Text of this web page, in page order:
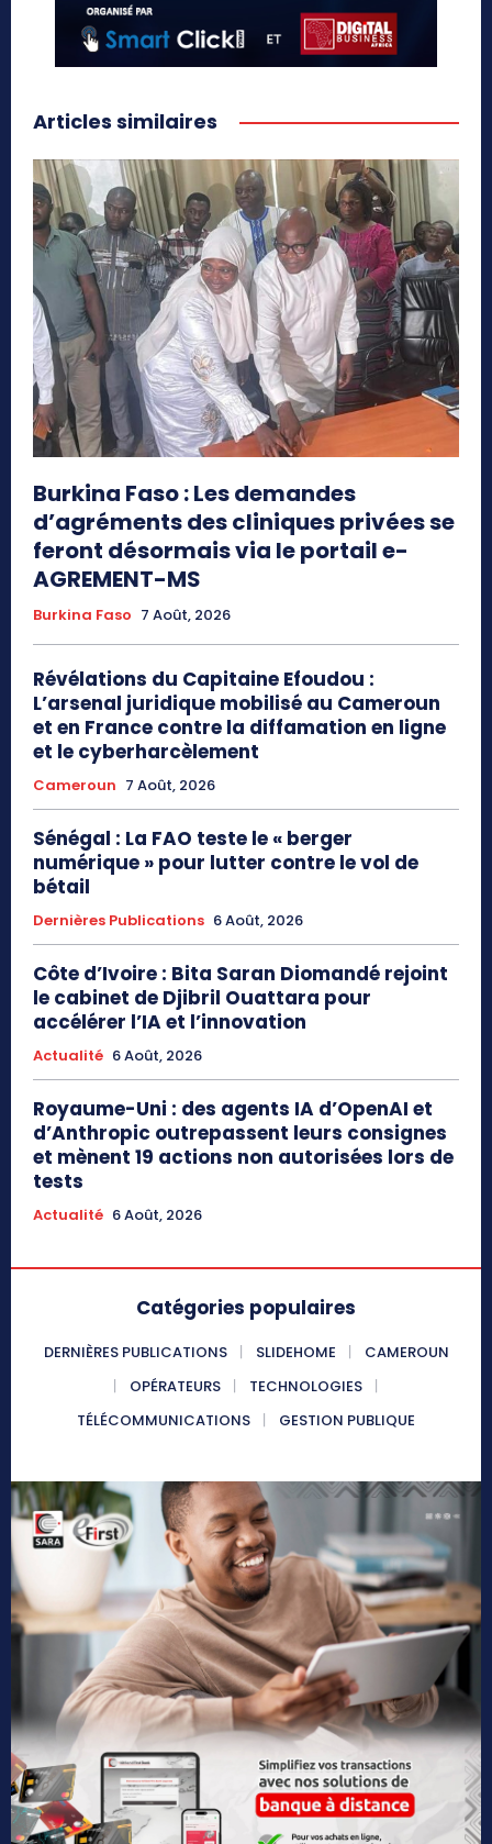
Articles similaires
Burkina Faso : Les demandes
d’agréments des cliniques privées se
feront désormais via le portail e-
AGREMENT-MS
Burkina Faso 7 Août, 2026
Révélations du Capitaine Efoudou :
L’arsenal juridique mobilisé au Cameroun
et en France contre la diffamation en ligne
et le cyberharcèlement
Cameroun 7 Août, 2026
Sénégal : La FAO teste le « berger
numérique » pour lutter contre le vol de
bétail
Dernières Publications 6 Août, 2026
Côte d’Ivoire : Bita Saran Diomandé rejoint
le cabinet de Djibril Ouattara pour
accélérer l’IA et l’innovation
Actualité 6 Août, 2026
Royaume-Uni : des agents IA d’OpenAI et
d’Anthropic outrepassent leurs consignes
et mènent 19 actions non autorisées lors de
tests
Actualité 6 Août, 2026
Catégories populaires
DERNIÈRES PUBLICATIONS SLIDEHOME
CAMEROUN
OPÉRATEURS
TECHNOLOGIES
TÉLÉCOMMUNICATIONS
GESTION PUBLIQUE